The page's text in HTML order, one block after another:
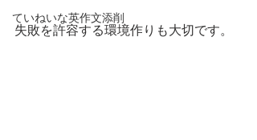
ていねいな英作文添削
失敗を許容する環境作りも大切です。